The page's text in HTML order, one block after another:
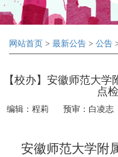
网站首页 > 最新公告 > 公告
【校办】安徽师范大
点
编辑：程莉 预审：白凌志
安徽师范大学附